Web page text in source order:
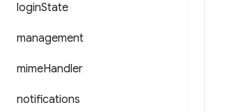
loginState
management
mimeHandler
notifications